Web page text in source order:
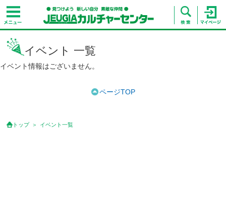
イベント 一覧
イベント情報はございません。
ページTOP
トップ イベント一覧